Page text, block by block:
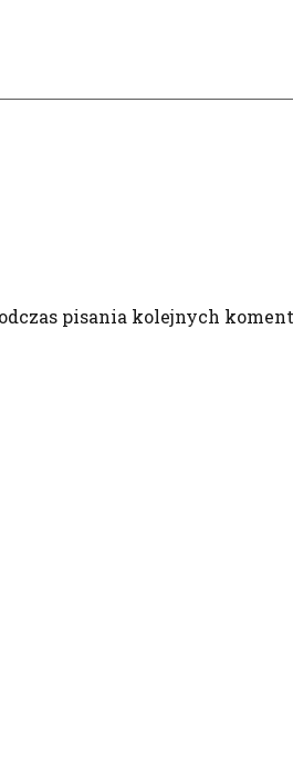
pisania kolejnych